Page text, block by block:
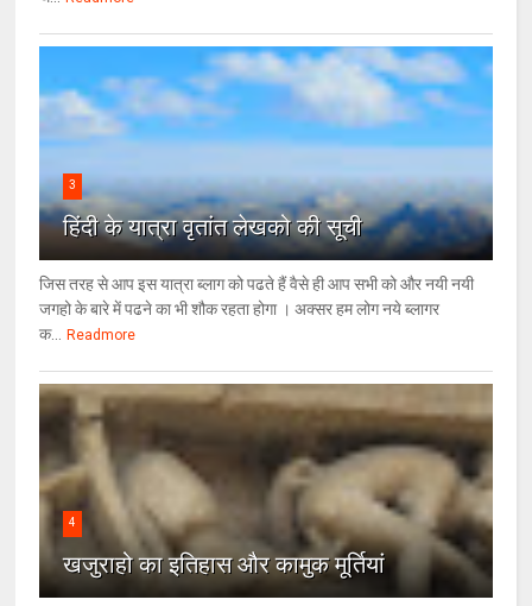
3
हिंदी के यात्रा वृतांत लेखको की सूची
जिस तरह से आप इस यात्रा ब्लाग को पढते हैं वैसे ही आप सभी को और नयी नयी
जगहो के बारे में पढने का भी शौक रहता होगा । अक्सर हम लोग नये ब्लागर
क...
Readmore
4
खजुराहो का इतिहास और कामुक मूर्तियां